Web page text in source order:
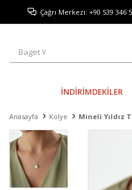
Çağrı Merkezi: +90 539 346
İNDİRİMDEKİLER
Anasayfa Kolye Mineli Yıldız